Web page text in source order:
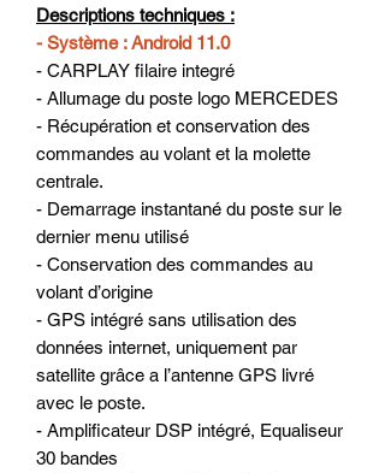
Descriptions techniques :
- Système : Android 11.0
- CARPLAY filaire integré
- Allumage du poste logo MERCEDES
- Récupération et conservation des
commandes au volant et la molette
centrale.
- Demarrage instantané du poste sur le
dernier menu utilisé
- Conservation des commandes au
volant d’origine
- GPS intégré sans utilisation des
données internet, uniquement par
satellite grâce a l’antenne GPS livré
avec le poste.
- Amplificateur DSP intégré, Equaliseur
30 bandes